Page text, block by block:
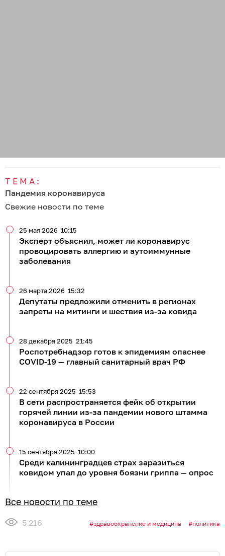
ТЕМА:
Пандемия коронавируса
Свежие новости по теме
Эксперт объяснил, может ли коронавирус
провоцировать аллергию и аутоиммунные
заболевания
25 мая 2026 10:15
Депутаты предложили отменить в регионах
запреты на митинги и шествия из-за ковида
26 марта 2026 15:32
Роспотребнадзор готов к эпидемиям опаснее
COVID-19 — главный санитарный врач РФ
28 декабря 2025 21:45
В сети распространяется фейк об открытии
горячей линии из-за пандемии нового штамма
коронавируса в России
22 сентября 2025 15:53
Среди калининградцев страх заразиться
ковидом упал до уровня боязни гриппа — опрос
15 сентября 2025 10:00
Все новости по теме
5 216 здравоохранение и медицина политика